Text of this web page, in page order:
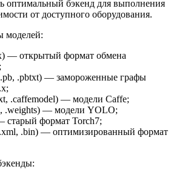
оптимальный бэкенд для выполнения
от доступного оборудования.
моделей:
— открытый формат обмена
.pbtxt) — замороженные графы
.caffemodel) — модели Caffe;
.weights) — модели YOLO;
старый формат Torch7;
.bin) — оптимизированный формат